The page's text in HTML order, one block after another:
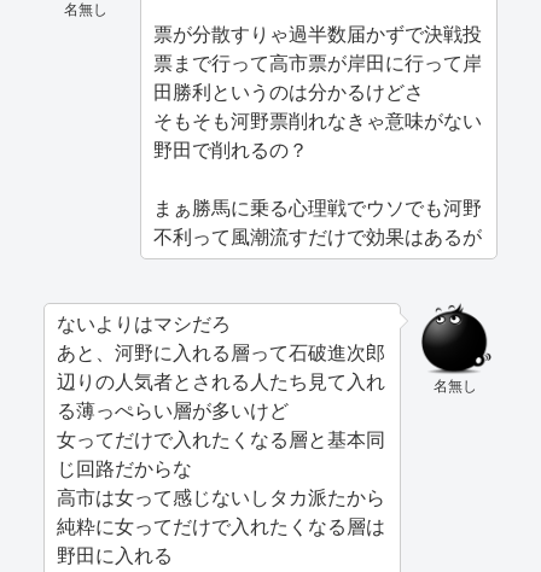
名無し
票が分散すりゃ過半数届かずで決戦投
票まで行って高市票が岸田に行って岸
田勝利というのは分かるけどさ
そもそも河野票削れなきゃ意味がない
野田で削れるの？
まぁ勝馬に乗る心理戦でウソでも河野
不利って風潮流すだけで効果はあるが
名無し
ないよりはマシだろ
あと、河野に入れる層って石破進次郎
辺りの人気者とされる人たち見て入れ
る薄っぺらい層が多いけど
女ってだけで入れたくなる層と基本同
じ回路だからな
高市は女って感じないしタカ派たから
純粋に女ってだけで入れたくなる層は
野田に入れる